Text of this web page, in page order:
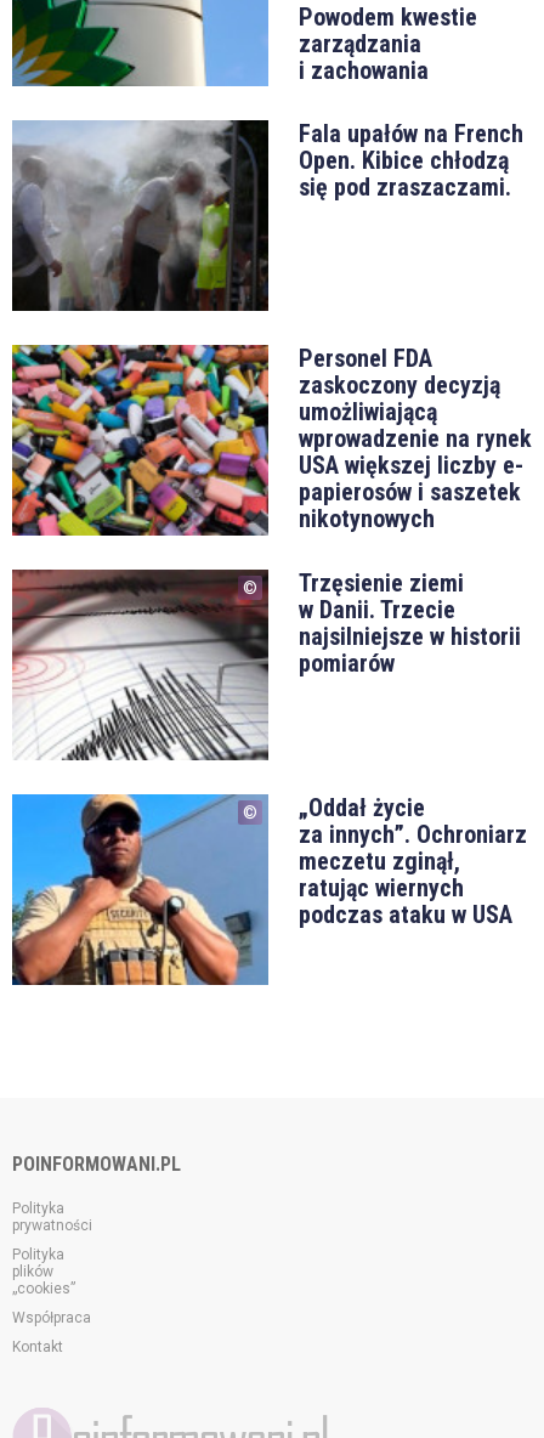
Powodem kwestie
zarządzania
i zachowania
Fala upałów na French
Open. Kibice chłodzą
się pod zraszaczami.
Personel FDA
zaskoczony decyzją
umożliwiającą
wprowadzenie na rynek
USA większej liczby e-
papierosów i saszetek
nikotynowych
Trzęsienie ziemi
w Danii. Trzecie
najsilniejsze w historii
pomiarów
„Oddał życie
za innych”. Ochroniarz
meczetu zginął,
ratując wiernych
podczas ataku w USA
POINFORMOWANI.PL
Polityka
prywatności
Polityka
plików
„cookies”
Współpraca
Kontakt